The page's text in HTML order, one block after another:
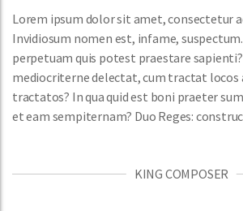
Lorem ipsum dolor sit amet, consectetur
Invidiosum nomen est, infame,
perpetuam quis potest praestare
mediocriterne delectat, cum tractat locos
tractatos? In qua quid est boni praeter
et eam sempiternam? Duo Reges:
KING COMPOSER